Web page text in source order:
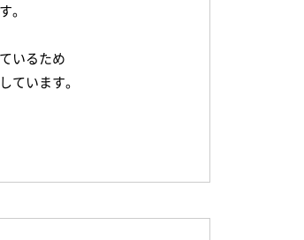
。
いるため
ています。